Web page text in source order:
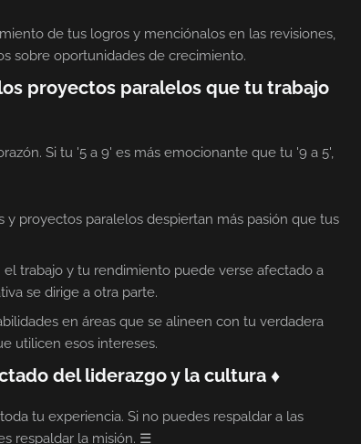
de tus logros y menciónalos en las revisiones,
sobre oportunidades de crecimiento.
proyectos paralelos que tu trabajo
Si tu '5 a 9' es más emocionante que tu '9 a 5',
y proyectos paralelos despiertan más pasión que tus
el trabajo y tu rendimiento puede verse afectado a
se dirige a otra parte.
en áreas que se alineen con tu verdadera
utilicen esos intereses.
del liderazgo y la cultura ♦
tu experiencia. Si no puedes respaldar a las
respaldar la misión. ☰